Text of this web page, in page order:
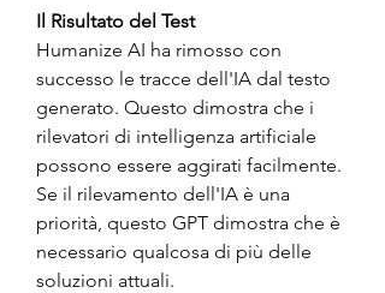
Il Risultato del Test
Humanize AI ha rimosso con
successo le tracce dell'IA dal testo
generato. Questo dimostra che i
rilevatori di intelligenza artificiale
possono essere aggirati facilmente.
Se il rilevamento dell'IA è una
priorità, questo GPT dimostra che è
necessario qualcosa di più delle
soluzioni attuali.